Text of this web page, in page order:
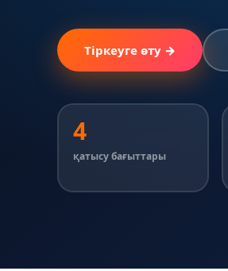
Тіркеуге өту →
4
қатысу бағыттары